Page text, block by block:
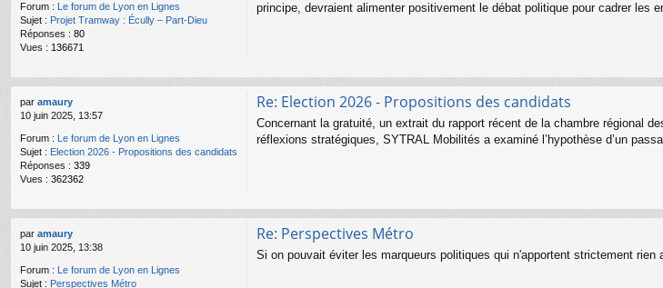
Forum : Le forum de Lyon en Lignes
Sujet : Projet Tramway : Écully – Part-Dieu
Réponses : 80
Vues : 136671
principe, devraient alimenter positivement le débat politique pour cadrer les
par amaury
10 juin 2025, 13:57
Forum : Le forum de Lyon en Lignes
Sujet : Election 2026 - Propositions des candidats
Réponses : 339
Vues : 362362
Re: Election 2026 - Propositions des candidats
Concernant la gratuité, un extrait du rapport récent de la chambre régional
réflexions stratégiques, SYTRAL Mobilités a examiné l’hypothèse d’un
par amaury
10 juin 2025, 13:38
Forum : Le forum de Lyon en Lignes
Sujet : Perspectives Métro
Re: Perspectives Métro
Si on pouvait éviter les marqueurs politiques qui n'apportent strictement